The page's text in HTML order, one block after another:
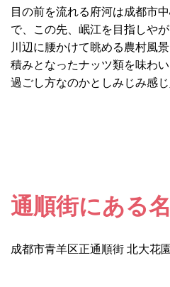
目の前を流れる府河は成都市
で、この先、岷江を目指しや
川辺に腰かけて眺める農村風
積みとなったナッツ類を味わ
過ごし方なのかとしみじみ感じ
通順街にある
成都市青羊区正通順街 北大花園